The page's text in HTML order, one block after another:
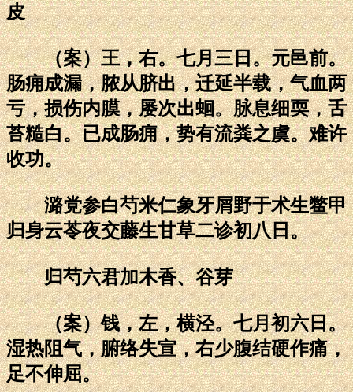
皮
（案）王，右。七月三日。元邑前。
肠痈成漏，脓从脐出，迁延半载，气血两
亏，损伤内膜，屡次出蛔。脉息细耎，舌
苔糙白。已成肠痈，势有流粪之虞。难许
收功。
潞党参白芍米仁象牙屑野于术生鳖甲
归身云苓夜交藤生甘草二诊初八日。
归芍六君加木香、谷芽
（案）钱，左，横泾。七月初六日。
湿热阻气，腑络失宣，右少腹结硬作痛，
足不伸屈。